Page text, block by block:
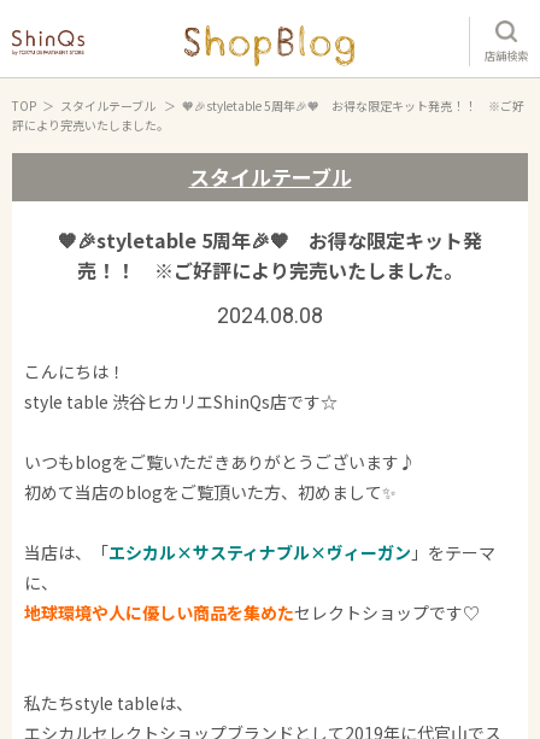
店舗検索
TOP スタイルテーブル
🧡🎉styletable 5周年🎉🧡 お得な限定キット発売！！ ※ご好
評により完売いたしました。
スタイルテーブル
🧡🎉styletable 5周年🎉🧡 お得な限定キット発
売！！ ※ご好評により完売いたしました。
2024.08.08
こんにちは！
style table 渋谷ヒカリエShinQs店です☆
いつもblogをご覧いただきありがとうございます♪
初めて当店のblogをご覧頂いた方、初めまして✨
当店は、「エシカル×サスティナブル×ヴィーガン 」をテーマ
に、
地球環境や人に優しい商品を集めたセレクトショップです♡
私たちstyle tableは、
エシカルセレクトショップブランドとして2019年に代官山でス